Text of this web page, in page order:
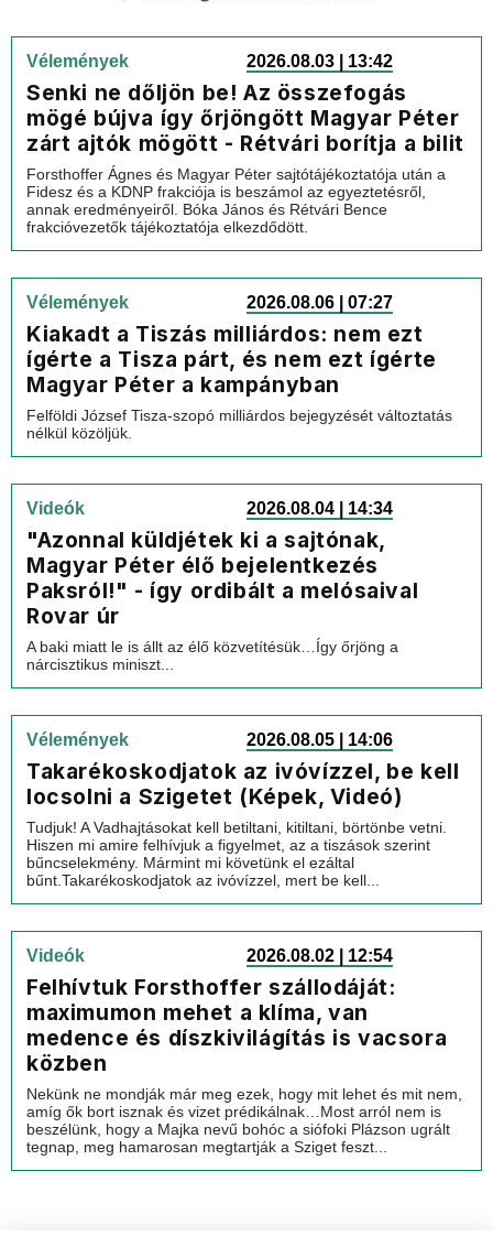
Vélemények 2026.08.03 | 13:42
Senki ne dőljön be! Az összefogás
mögé bújva így őrjöngött Magyar Péter
zárt ajtók mögött - Rétvári borítja a bilit
Forsthoffer Ágnes és Magyar Péter sajtótájékoztatója után a
Fidesz és a KDNP frakciója is beszámol az egyeztetésről,
annak eredményeiről. Bóka János és Rétvári Bence
frakcióvezetők tájékoztatója elkezdődött.
Vélemények 2026.08.06 | 07:27
Kiakadt a Tiszás milliárdos: nem ezt
ígérte a Tisza párt, és nem ezt ígérte
Magyar Péter a kampányban
Felföldi József Tisza-szopó milliárdos bejegyzését változtatás
nélkül közöljük.
Videók 2026.08.04 | 14:34
"Azonnal küldjétek ki a sajtónak,
Magyar Péter élő bejelentkezés
Paksról!" - így ordibált a melósaival
Rovar úr
A baki miatt le is állt az élő közvetítésük…Így őrjöng a
nárcisztikus miniszt...
Vélemények 2026.08.05 | 14:06
Takarékoskodjatok az ivóvízzel, be kell
locsolni a Szigetet (Képek, Videó)
Tudjuk! A Vadhajtásokat kell betiltani, kitiltani, börtönbe vetni.
Hiszen mi amire felhívjuk a figyelmet, az a tiszások szerint
bűncselekmény. Mármint mi követünk el ezáltal
bűnt.Takarékoskodjatok az ivóvízzel, mert be kell...
Videók 2026.08.02 | 12:54
Felhívtuk Forsthoffer szállodáját:
maximumon mehet a klíma, van
medence és díszkivilágítás is vacsora
közben
Nekünk ne mondják már meg ezek, hogy mit lehet és mit nem,
amíg ők bort isznak és vizet prédikálnak…Most arról nem is
beszélünk, hogy a Majka nevű bohóc a siófoki Plázson ugrált
tegnap, meg hamarosan megtartják a Sziget feszt...